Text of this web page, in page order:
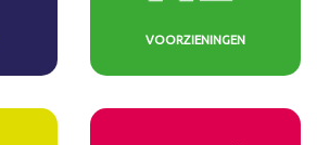
VOORZIENINGEN